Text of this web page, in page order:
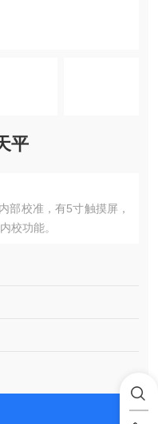
平
部校准，有5寸触摸屏，
校功能。